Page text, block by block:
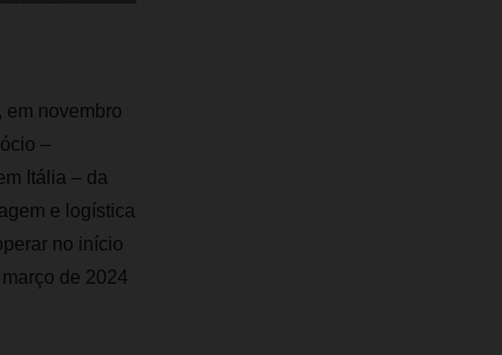
novembro
–
Itália – da
e logística
no início
de 2024